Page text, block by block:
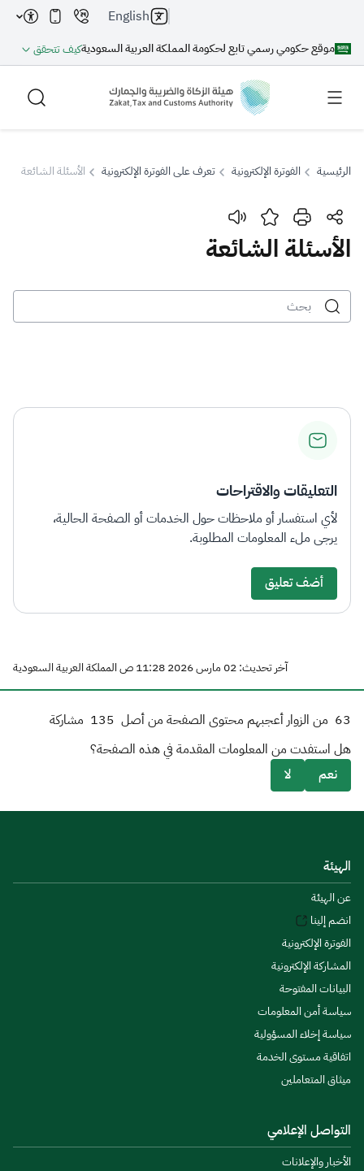
موقع حكومي رسمي تابع لحكومة المملكة العربية السعوديةكيف تتحقق
English
بحث
الرئيسية الفوترة الإلكترونية تعرف على الفوترة الإلكترونية الأسئلة الشائعة
الأسئلة الشائعة
التعليقات والاقتراحات
لأي استفسار أو ملاحظات حول الخدمات أو الصفحة الحالية،
يرجى ملء المعلومات المطلوبة.
أضف تعليق
آخر تحديث: 02 مارس 2026 11:28 ص المملكة العربية السعودية
63 من الزوار أعجبهم محتوى الصفحة من أصل 135 مشاركة
هل استفدت من المعلومات المقدمة في هذه الصفحة؟
نعم
لا
الهيئة
عن الهيئة
انضم إلينا
الفوترة الإلكترونية
المشاركة الإلكترونية
البيانات المفتوحة
سياسة أمن المعلومات
سياسة إخلاء المسؤولية
اتفاقية مستوى الخدمة
ميثاق المتعاملين
التواصل الإعلامي
الأخبار والإعلانات